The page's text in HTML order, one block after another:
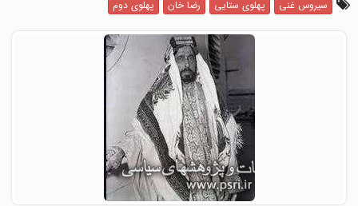
سیروس غنی پهلوی ستایی رضا خان پهلوی دوم